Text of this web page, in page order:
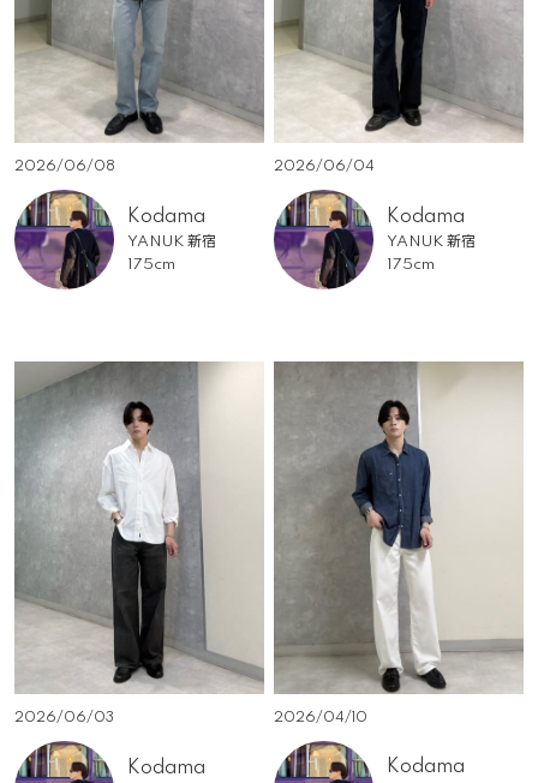
2026/06/08
Kodama
YANUK 新宿
175cm
2026/06/04
Kodama
YANUK 新宿
175cm
2026/06/03
Kodama
2026/04/10
Kodama